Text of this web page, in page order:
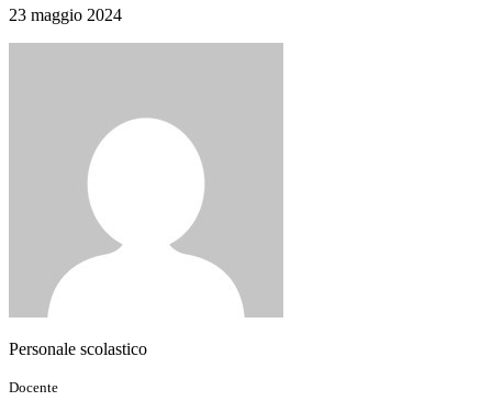
23 maggio 2024
Personale scolastico
Docente